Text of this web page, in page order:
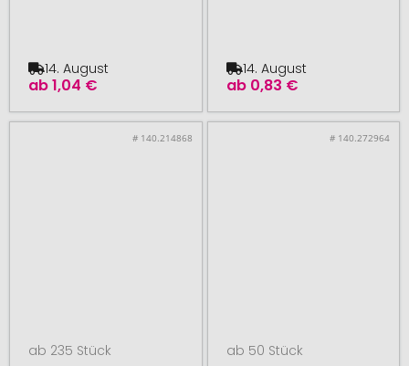
ab1,04 €
14. August
ab 0,83 €
14. August
# 140.214868
ab 235 Stück
# 140.272964
ab 50 Stück